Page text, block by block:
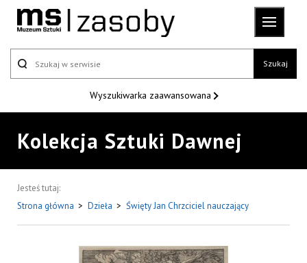
Szukaj
Wyszukiwarka zaawansowana
Kolekcja Sztuki Dawnej
Jesteś tutaj:
Strona główna > Dzieła > Święty Jan Chrzciciel nauczający